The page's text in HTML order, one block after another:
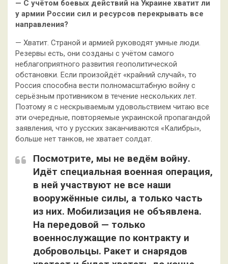
— С учётом боевых действий на Украине хватит ли
у армии России сил и ресурсов перекрывать все
направления?
— Хватит. Страной и армией руководят умные люди.
Резервы есть, они созданы с учётом самого
неблагоприятного развития геополитической
обстановки. Если произойдёт «крайний случай», то
Россия способна вести полномасштабную войну с
серьёзным противником в течение нескольких лет.
Поэтому я с нескрываемым удовольствием читаю все
эти очередные, повторяемые украинской пропагандой
заявления, что у русских заканчиваются «Калибры»,
больше нет танков, не хватает солдат.
Посмотрите, мы не ведём войну.
Идёт специальная военная операция,
в ней участвуют не все наши
вооружённые силы, а только часть
из них. Мобилизация не объявлена.
На передовой — только
военнослужащие по контракту и
добровольцы. Ракет и снарядов